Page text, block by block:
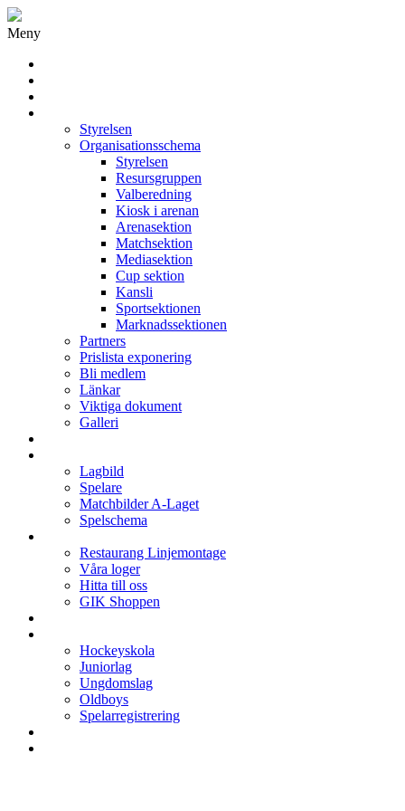
Meny
Styrelsen
Organisationsschema
Styrelsen
Resursgruppen
Valberedning
Kiosk i arenan
Arenasektion
Matchsektion
Mediasektion
Cup sektion
Kansli
Sportsektionen
Marknadssektionen
Partners
Prislista exponering
Bli medlem
Länkar
Viktiga dokument
Galleri
Lagbild
Spelare
Matchbilder A-Laget
Spelschema
Restaurang Linjemontage
Våra loger
Hitta till oss
GIK Shoppen
Hockeyskola
Juniorlag
Ungdomslag
Oldboys
Spelarregistrering